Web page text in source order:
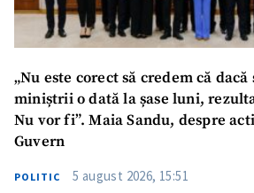
„Nu este corect să credem că
miniștrii o dată la șase luni,
Nu vor fi”. Maia Sandu, despre
Guvern
POLITIC 5 august 2026, 15:51